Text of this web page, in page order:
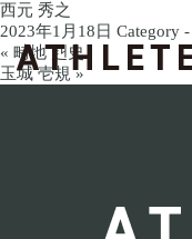
西元 秀之
2023年1月18日 Category -
« 畤地 赳史
玉城 壱規 »